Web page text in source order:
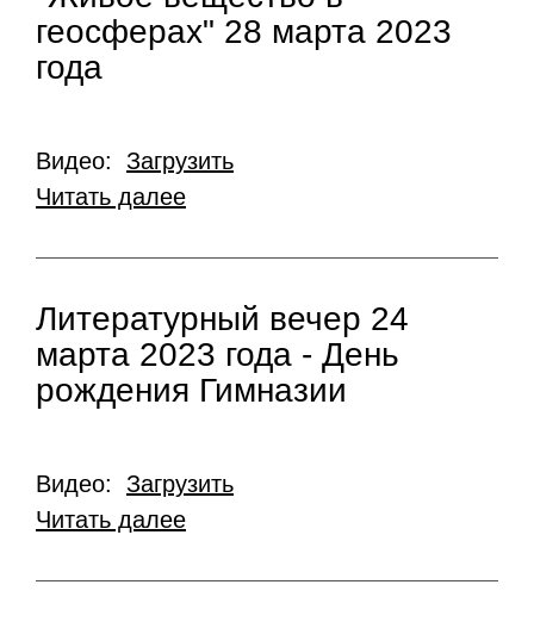
геосферах" 28 марта 2023
года
Видео: Загрузить
Читать далее
Литературный вечер 24
марта 2023 года - День
рождения Гимназии
Видео: Загрузить
Читать далее